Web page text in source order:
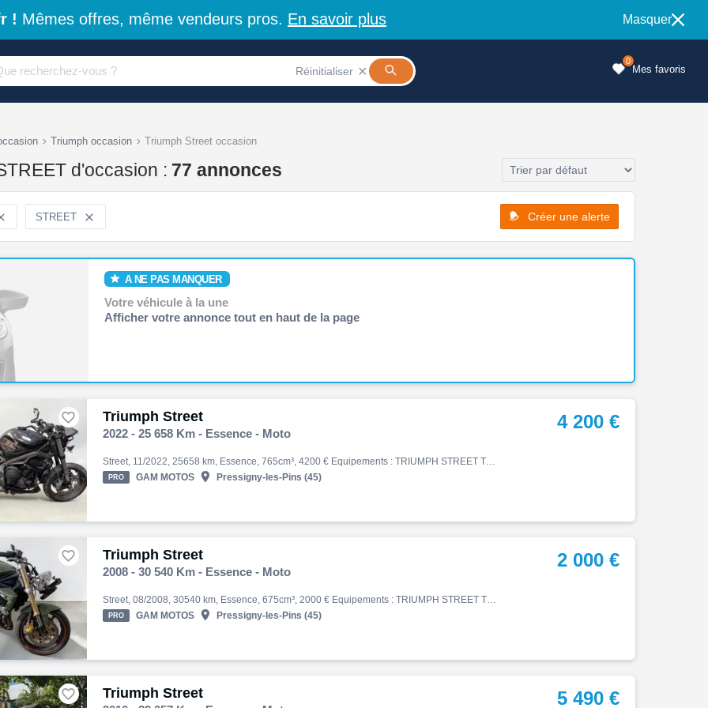
! Mêmes offres, même vendeurs pros. En savoir plus Masquer
Réinitialiser  Mes favoris
0
Triumph occasion Triumph Street occasion
d'occasion : 77 annonces
STREET  Créer une alerte
A NE PAS MANQUER
Votre véhicule à la une
Afficher votre annonce tout en haut de la page
Triumph Street

2022 - 25 658 Km - Essence - Moto
Street, 11/2022, 25658 km, Essence, 765cm³, 4200 € Equipements : TRIUMPH STREET TRIPLE RS Moto accidentée en procédure RSV CADRE ok, MOTEUR ok, FOURCHE a contrôlé, MISE EN ROUTE ok. Pour plus d'informations n'hésitez pas nous contacter par téléphone ou par mail Les véhicules acc…
PRO GAM MOTOS  Pressigny-les-Pins (45)
4 200 €
Triumph Street

2008 - 30 540 Km - Essence - Moto
Street, 08/2008, 30540 km, Essence, 675cm³, 2000 € Equipements : TRIUMPH STREET TRIPLE Moto accidentée en procédure RSV CADRE ok, MOTEUR ok, FOURCHE ok, MISE EN ROUTE ok. Pour plus d'informations n'hésitez pas nous contacter par téléphone ou par mail Les véhicules accidentés son…
PRO GAM MOTOS  Pressigny-les-Pins (45)
2 000 €
Triumph Street
 5 490 €